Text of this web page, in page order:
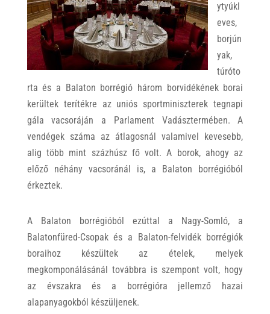
ytyúkl
eves,
borjún
yak,
túróto
rta és a Balaton borrégió három borvidékének borai
kerültek terítékre az uniós sportminiszterek tegnapi
gála vacsoráján a Parlament Vadásztermében. A
vendégek száma az átlagosnál valamivel kevesebb,
alig több mint százhúsz fő volt. A borok, ahogy az
előző néhány vacsoránál is, a Balaton borrégióból
érkeztek.
A Balaton borrégióból ezúttal a Nagy-Somló, a
Balatonfüred-Csopak és a Balaton-felvidék borrégiók
boraihoz készültek az ételek, melyek
megkomponálásánál továbbra is szempont volt, hogy
az évszakra és a borrégióra jellemző hazai
alapanyagokból készüljenek.